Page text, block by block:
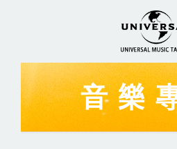
音樂